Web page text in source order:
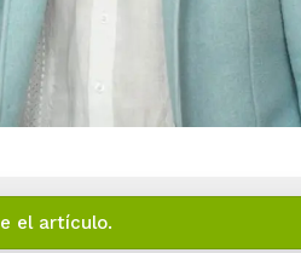
el artículo.